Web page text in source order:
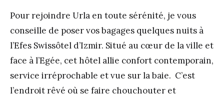
Pour rejoindre Urla en toute sérénité, je vous
conseille de poser vos bagages quelques nuits à
l’Efes Swissôtel d’Izmir. Situé au cœur de la ville et
face à l’Egée, cet hôtel allie confort contemporain,
service irréprochable et vue sur la baie. C’est
l’endroit rêvé où se faire chouchouter et